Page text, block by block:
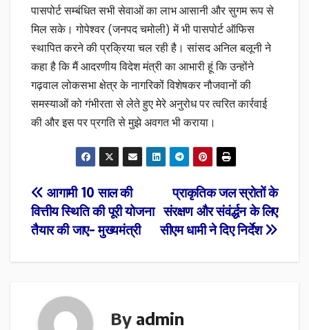
पासपोर्ट सम्बंधित सभी सेवाओं का लाभ आसानी और सुगम रूप से
मिल सके। गोपेश्वर (जनपद चमोली) में भी पासपोर्ट ऑफिस
स्थापित करने की प्रक्रिया चल रही है। सांसद अनिल बलूनी ने
कहा है कि मैं आदरणीय विदेश मंत्री का आभारी हूं कि उन्होंने
गढ़वाल लोकसभा क्षेत्र के नागरिकों विशेषकर नौजवानों की
समस्याओं को गंभीरता से लेते हुए मेरे अनुरोध पर त्वरित कार्रवाई
की और इस पर प्रगति से मुझे अवगत भी कराया।
Post
navigation
प्राकृतिक जल स्रोतों के
संरक्षण और संवंर्द्धन के लिए
सीएम धामी ने दिए निर्देश
आगामी 10 साल की
वित्तीय स्थिति की पूरी योजना
तैयार की जाए- मुख्यमंत्री
By admin